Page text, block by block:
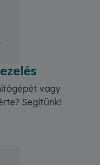
vagy
Segítünk!